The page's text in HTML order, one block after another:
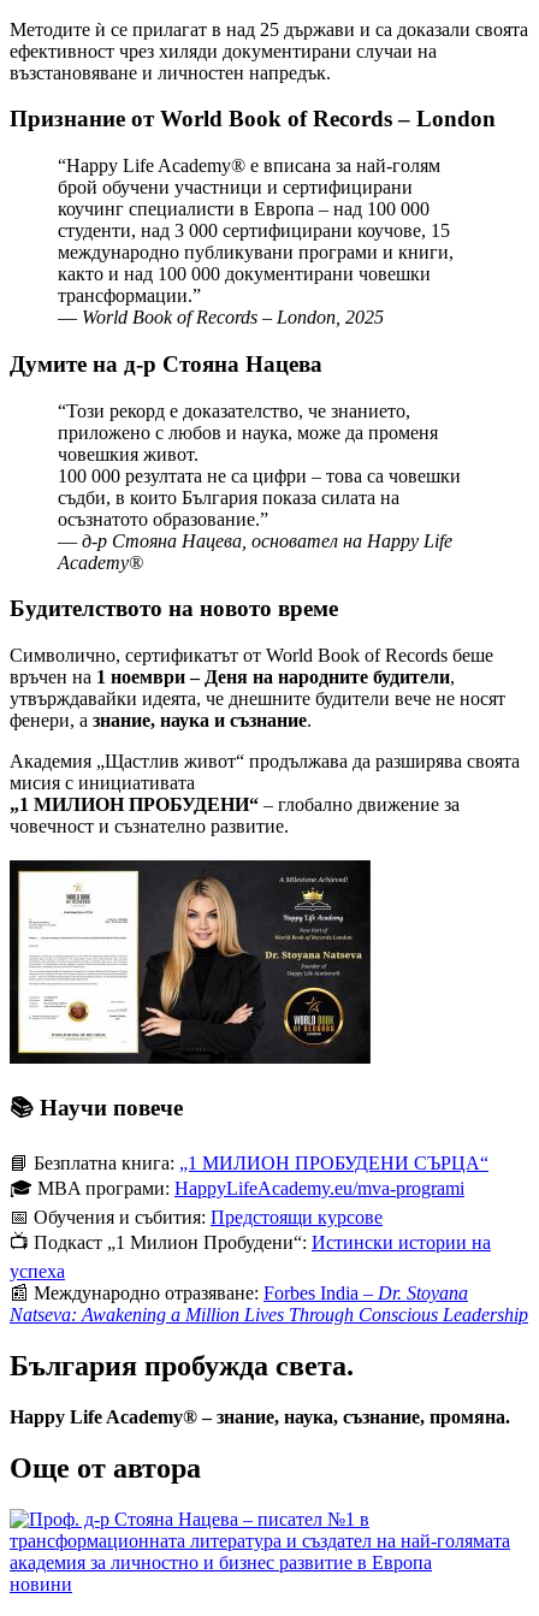
Методите ѝ се прилагат в над 25 държави и са доказали своята
ефективност чрез хиляди документирани случаи на
възстановяване и личностен напредък.
Признание от World Book of Records – London
“Happy Life Academy® е вписана за най-голям
брой обучени участници и сертифицирани
коучинг специалисти в Европа – над 100 000
студенти, над 3 000 сертифицирани коучове, 15
международно публикувани програми и книги,
както и над 100 000 документирани човешки
трансформации.”
— World Book of Records – London, 2025
Думите на д-р Стояна Нацева
“Този рекорд е доказателство, че знанието,
приложено с любов и наука, може да променя
човешкия живот.
100 000 резултата не са цифри – това са човешки
съдби, в които България показа силата на
осъзнатото образование.”
— д-р Стояна Нацева, основател на Happy Life
Academy®
Будителството на новото време
Символично, сертификатът от World Book of Records беше
връчен на 1 ноември – Деня на народните будители,
утвърждавайки идеята, че днешните будители вече не носят
фенери, а знание, наука и съзнание.
Академия „Щастлив живот“ продължава да разширява своята
мисия с инициативата
„1 МИЛИОН ПРОБУДЕНИ“ – глобално движение за
човечност и съзнателно развитие.
📚 Научи повече
📘 Безплатна книга: „1 МИЛИОН ПРОБУДЕНИ СЪРЦА“
🎓 MBA програми: HappyLifeAcademy.eu/mva-programi
📅 Обучения и събития: Предстоящи курсове
📺 Подкаст „1 Милион Пробудени“: Истински истории на
успеха
📰 Международно отразяване: Forbes India – Dr. Stoyana
Natseva: Awakening a Million Lives Through Conscious Leadership
България пробужда света.
Happy Life Academy® – знание, наука, съзнание, промяна.
Още от автора
Posted
новини